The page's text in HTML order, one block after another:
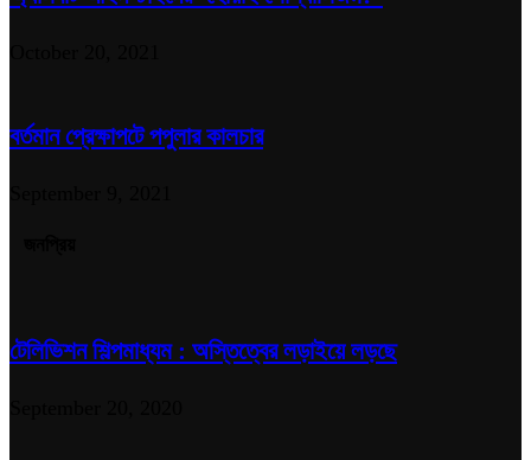
বর্তমান প্রেক্ষাপটে পপুলার কালচার
টেলিভিশন শিল্পমাধ্যম : অস্তিত্বের লড়াইয়ে লড়ছে